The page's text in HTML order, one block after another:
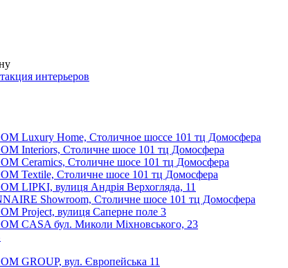
Luxury Home, Столичное шоссе 101 тц Домосфера
Interiors, Столичне шосе 101 тц Домосфера
Ceramics, Столичне шосе 101 тц Домосфера
Textile, Столичне шосе 101 тц Домосфера
LIPKI, вулиця Андрія Верхогляда, 11
Showroom, Столичне шосе 101 тц Домосфера
Project, вулиця Саперне поле 3
CASA бул. Миколи Міхновського, 23
GROUP, вул. Європейська 11